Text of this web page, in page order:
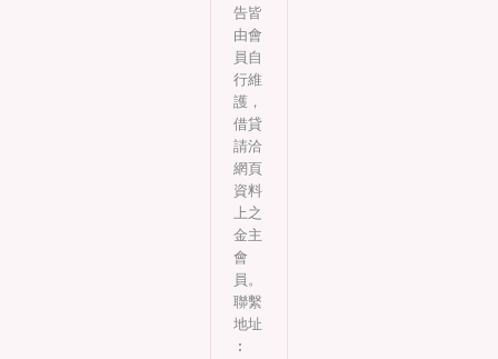
告皆
由會
員自
行維
護，
借貸
請洽
網頁
資料
上之
金主
會
員。
聯繫
地址
︰